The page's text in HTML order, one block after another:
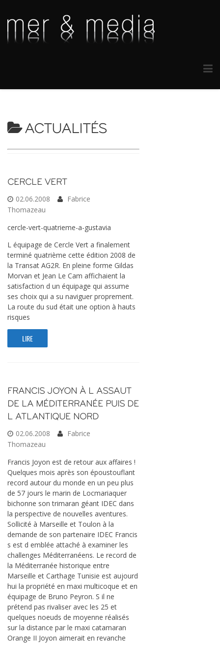
ACTUALITÉS
CERCLE VERT
02.06.2008
Fabrice
Thomazeau
cercle-vert-quatrieme-a-gustavia
L équipage de Cercle Vert a finalement
terminé quatrième cette édition 2008 de
la Transat AG2R. En pleine forme Gildas
Morvan et Jean Le Cam affichaient la
satisfaction d un équipage qui assume
ses choix qui a su naviguer proprement.
La route du sud était une option à hauts
risques
LIRE
FRANCIS JOYON À L ASSAUT
DE LA MÉDITERRANÉE PUIS DE
L ATLANTIQUE NORD
02.06.2008
Fabrice
Thomazeau
Francis Joyon est de retour aux affaires !
Quelques mois après son époustouflant
record autour du monde en un peu plus
de 57 jours le marin de Locmariaquer
bichonne son trimaran géant IDEC dans
la perspective de nouvelles aventures.
Sollicité à Marseille et Toulon à la
demande de son partenaire IDEC Francis
s est d emblée attaché à examiner les
challenges Méditerranéens. Le record de
la Méditerranée historique entre
Marseille et Carthage Tunisie est aujourd
hui la propriété en maxi multicoque et en
équipage de Bruno Peyron. S il ne
prétend pas rivaliser avec les 25 et
quelques noeuds de moyenne réalisés
sur la distance par le maxi catamaran
Orange II Joyon aimerait en revanche